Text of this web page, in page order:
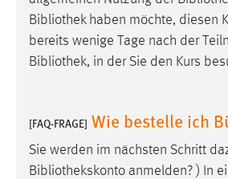
Bibliothekhaben möchte, diesen
bereits wenige Tage nach der
Bibliothek, in der Sie den Kurs
[FAQ-FRAGE] Wie bestelle ich
Sie werden im nächsten Schritt
Bibliothekskonto anmelden? ) In
Anbieter: Facebook
Zweck: Conversion-Tracking
EXTERNE MEDIEN
Um Inhalte von Videoplattformen